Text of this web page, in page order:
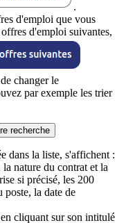
.
d'emploi que vous
d'emploi suivantes,
changer le
par exemple les trier
recherche
dans la liste, s'affichent :
nature du contrat et la
si précisé, les 200
poste, la date de
cliquant sur son intitulé